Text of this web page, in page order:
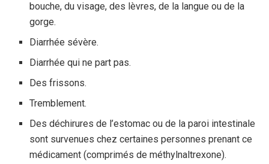
bouche, du visage, des lèvres, de la langue ou de la
gorge.
Diarrhée sévère.
Diarrhée qui ne part pas.
Des frissons.
Tremblement.
Des déchirures de l’estomac ou de la paroi intestinale
sont survenues chez certaines personnes prenant ce
médicament (comprimés de méthylnaltrexone).